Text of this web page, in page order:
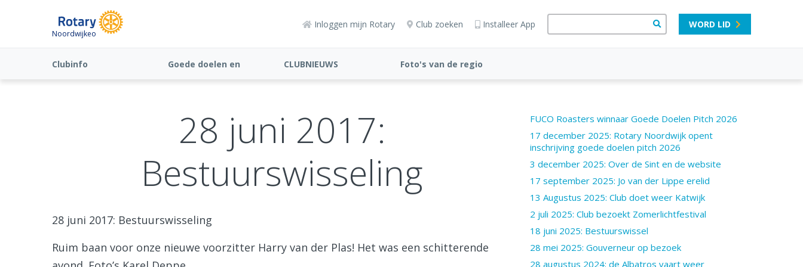
Noordwijkeo
Inloggen mijn Rotary Club zoeken Installeer App WORD LID
Clubinfo
Goede doelen en
CLUBNIEUWS
Foto's van de regio
28 juni 2017:
Bestuurswisseling
28 juni 2017: Bestuurswisseling
Ruim baan voor onze nieuwe voorzitter Harry van der Plas! Het was een schitterende
FUCO Roasters winnaar Goede Doelen Pitch 2026
17 december 2025: Rotary Noordwijk opent
inschrijving goede doelen pitch 2026
3 december 2025: Over de Sint en de website
17 september 2025: Jo van der Lippe erelid
13 Augustus 2025: Club doet weer Katwijk
2 juli 2025: Club bezoekt Zomerlichtfestival
18 juni 2025: Bestuurswissel
28 mei 2025: Gouverneur op bezoek
28 augustus 2024: de Albatros vaart weer